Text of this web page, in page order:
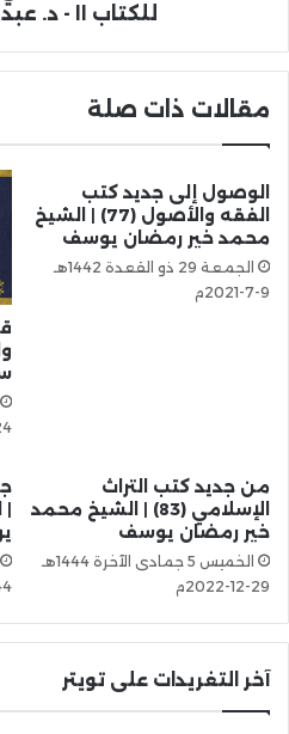
للكتاب ١١ - د. عبدالله العجيري
مقالات ذات صلة
الوصول إلى جديد كتب
الفقه والأصول (77) | الشيخ
محمد خير رمضان يوسف
الجمعة 29 ذو القعدة 1442هـ
9-7-2021م
من جديد كتب التراث
الإسلامي (83) | الشيخ محمد
خير رمضان يوسف
الخميس 5 جمادى الآخرة 1444هـ
29-12-2022م
|
آخر التغريدات على تويتر